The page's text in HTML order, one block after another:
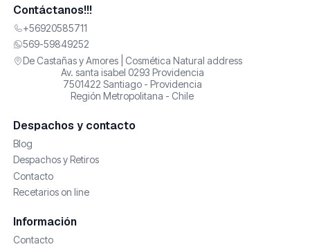
Contáctanos!!!
+56920585711
569-59849252
De Castañas y Amores | Cosmética Natural address
Av. santa isabel 0293 Providencia
7501422 Santiago - Providencia
Región Metropolitana - Chile
Despachos y contacto
Blog
Despachos y Retiros
Contacto
Recetarios on line
Información
Contacto